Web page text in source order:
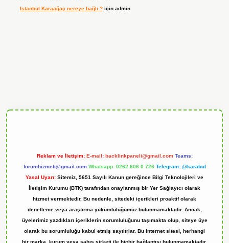
Istanbul Karaağaç nereye bağlı ?için admin
Reklam ve İletişim: E-mail: backlinkpaneli@gmail.com Teams:
forumhizmeti@gmail.com Whatsapp: 0262 606 0 726 Telegram: @karabul
Yasal Uyarı: Sitemiz, 5651 Sayılı Kanun gereğince Bilgi Teknolojileri ve
İletişim Kurumu (BTK) tarafından onaylanmış bir Yer Sağlayıcı olarak
hizmet vermektedir. Bu nedenle, sitedeki içerikleri proaktif olarak
denetleme veya araştırma yükümlülüğümüz bulunmamaktadır. Ancak,
üyelerimiz yazdıkları içeriklerin sorumluluğunu taşımakta olup, siteye üye
olarak bu sorumluluğu kabul etmiş sayılırlar. Bu internet sitesi, herhangi
bir marka, kurum veya şahıs şirketi ile hiçbir bağlantısı bulunmamaktadır.